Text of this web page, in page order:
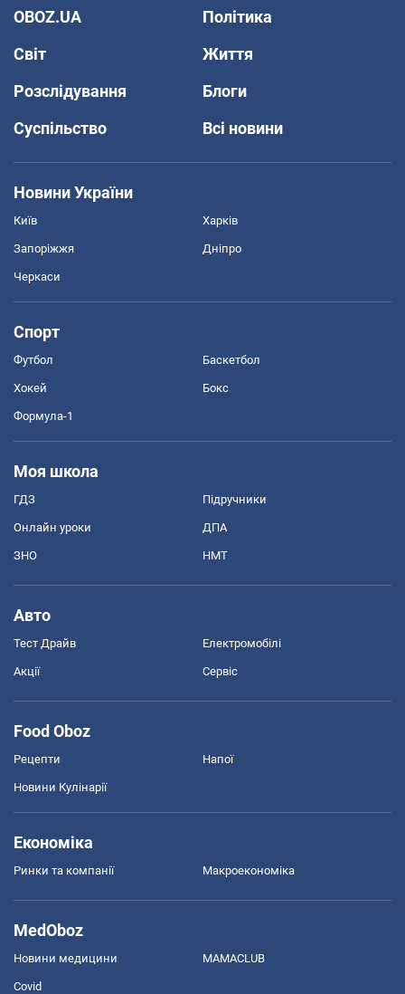
OBOZ.UA
Політика
Світ
Життя
Розслідування
Блоги
Суспільство
Всі новини
Новини України
Київ Харків
Запоріжжя Дніпро
Черкаси
Спорт
Футбол Баскетбол
Хокей Бокс
Формула-1
Моя школа
ГДЗ Підручники
Онлайн уроки ДПА
ЗНО НМТ
Авто
Тест Драйв Електромобілі
Акції Сервіс
Food Oboz
Рецепти Напої
Новини Кулінарії
Економіка
Ринки та компанії Макроекономіка
MedOboz
Новини медицини MAMACLUB
Covid